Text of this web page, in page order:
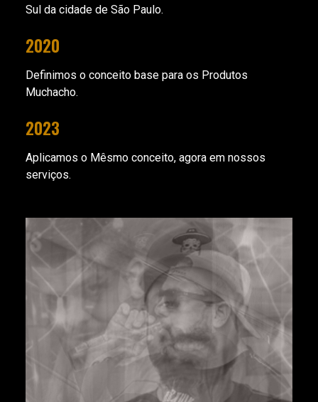
Sul da cidade de São Paulo.
2020
Definimos o conceito base para os Produtos
Muchacho.
2023
Aplicamos o Mêsmo conceito, agora em nossos
serviços.